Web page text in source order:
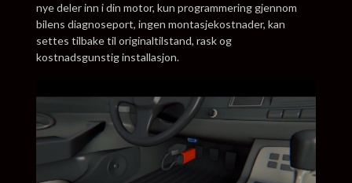
nye deler inn i din motor, kun programmering gjennom
bilens diagnoseport, ingen montasjekostnader, kan
settes tilbake til originaltilstand, rask og
kostnadsgunstig installasjon.